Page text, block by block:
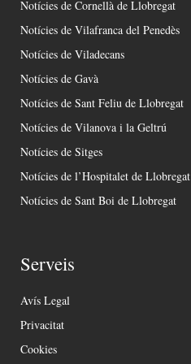
Notícies de Cornellà de Llobregat
Notícies de Vilafranca del Penedès
Notícies de Viladecans
Notícies de Gavà
Notícies de Sant Feliu de Llobregat
Notícies de Vilanova i la Geltrú
Notícies de Sitges
Notícies de l’Hospitalet de Llobregat
Notícies de Sant Boi de Llobregat
Serveis
Avís Legal
Privacitat
Cookies